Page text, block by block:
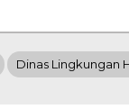
Dinas Lingkungan